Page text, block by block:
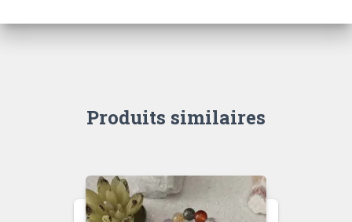
Produits similaires